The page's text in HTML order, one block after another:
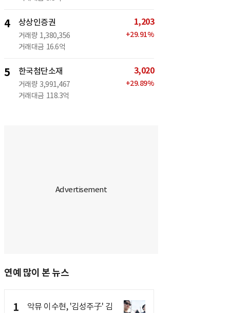
4 상상인증권
거래량 1,380,356
거래대금 16.6억
1,203
+29.91%
5 한국첨단소재
거래량 3,991,467
거래대금 118.3억
3,020
+29.89%
연예 많이 본 뉴스
1
악뮤 이수현, '김성주子' 김